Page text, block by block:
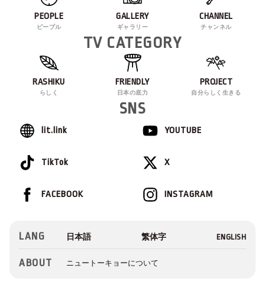
PEOPLE
ピープル
GALLERY
ギャラリー
CHANNEL
チャンネル
TV CATEGORY
RASHIKU
らしく
FRIENDLY
日本の底力
PROJECT
自分らしく生きる
SNS
lit.link YOUTUBE
TikTok X
INSTAGRAM
FACEBOOK
LANG
ABOUT ニュートーキョーについて